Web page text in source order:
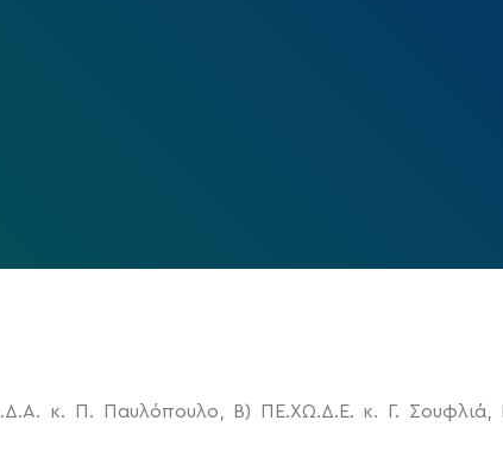
κ. Π. Παυλόπουλο, Β) ΠΕ.ΧΩ.Δ.Ε. κ. Γ. Σουφλιά,